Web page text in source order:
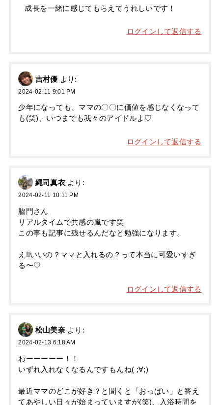
成長を一緒に感じてもらえてうれしいです！
ログインして返信する
吉村優 より:
2024-02-11 9:01 PM
少年になっても、ママの〇〇に価値を感じなくなって
も(笑)、いつまでも我々のアイドルよ♡
ログインして返信する
縄司真衣 より:
2024-02-11 10:11 PM
脇門さん
リアルタイムで共感の嵐です笑
この事も記事に残せるんだなと勉強になります。
え!!いいの？ママと入れるの？って本当に可愛いすぎ
る〜♡
ログインして返信する
松山美奈 より:
2024-02-13 6:18 AM
わーーーーー！！
いずれ入れなくなるんですもんね( ;∀;)
最近ママのどこが好き？と聞くと「おっぱい」と答え
てあやしい日々が始まっていますが(笑)、入浴時間を